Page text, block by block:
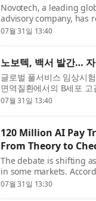
Novotech, a leading
advisory company, has
Considerations for
07월 31일 13:40
노보텍, 백서 발간…
글로벌 풀서비스 임상시
면역질환에서의 B세포 고
갈 치료제의 초기 임상 개
07월 31일 13:40
120 Million AI Pay
From Theory to
The debate is shifting
in some markets.
company, its global
07월 31일 13:30